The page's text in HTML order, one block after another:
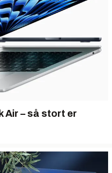
Air – så stort er